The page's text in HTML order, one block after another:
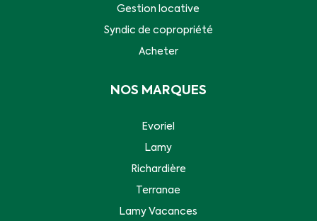
Gestion locative
Syndic de copropriété
Acheter
NOS MARQUES
Evoriel
Lamy
Richardière
Terranae
Lamy Vacances